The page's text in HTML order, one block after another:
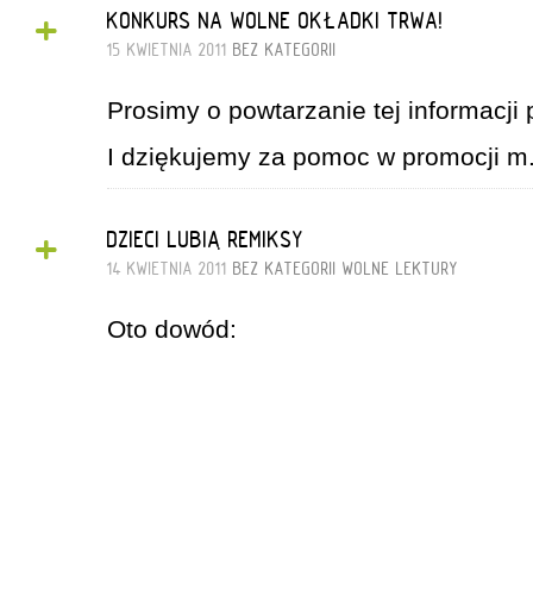
+ KONKURS NA WOLNE OKŁADKI TRWA!
15 KWIETNIA 2011 BEZ KATEGORII
Prosimy o powtarzanie tej informacji
I dziękujemy za pomoc w promocji
+ DZIECI LUBIĄ REMIKSY
14 KWIETNIA 2011 BEZ KATEGORII WOLNE LEKTURY
Oto dowód: